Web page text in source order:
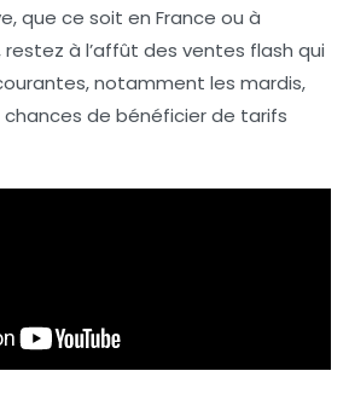
que ce soit en France ou à
restez à l’affût des ventes flash qui
notamment les mardis,
de bénéficier de tarifs